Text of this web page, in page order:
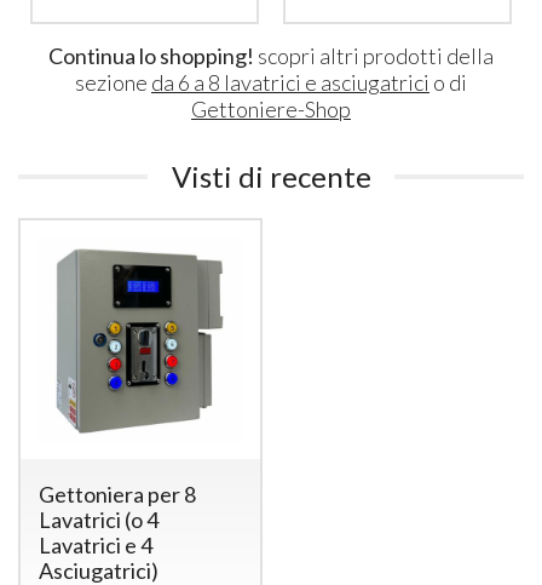
Continua lo shopping! scopri altri prodotti della
sezione da 6 a 8 lavatrici e asciugatrici o di
Gettoniere-Shop
Visti di recente
Gettoniera per 8
Lavatrici (o 4
Lavatrici e 4
Asciugatrici)